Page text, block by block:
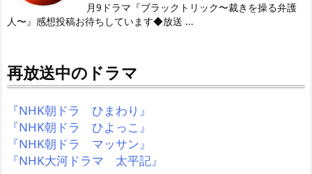
月9ドラマ『ブラックトリック〜裁きを操る弁護
人〜』感想投稿お待ちしています◆放送 ...
再放送中のドラマ
『NHK朝ドラ ひまわり』
『NHK朝ドラ ひよっこ』
『NHK朝ドラ マッサン』
『NHK大河ドラマ 太平記』